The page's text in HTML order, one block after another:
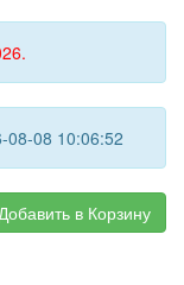
08-08 10:06:52
в Корзину